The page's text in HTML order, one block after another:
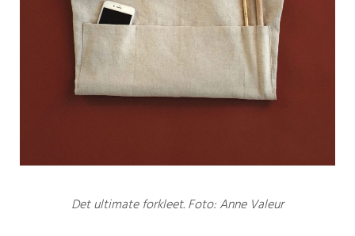
Det ultimate forkleet. Foto: Anne Valeur